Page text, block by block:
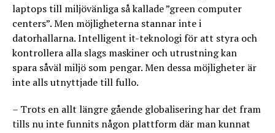
laptops till miljövänliga så kallade ”green computer
centers”. Men möjligheterna stannar inte i
datorhallarna. Intelligent it-teknologi för att styra och
kontrollera alla slags maskiner och utrustning kan
spara såväl miljö som pengar. Men dessa möjligheter är
inte alls utnyttjade till fullo.
– Trots en allt längre gående globalisering har det fram
tills nu inte funnits någon plattform där man kunnat